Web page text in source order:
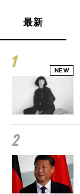
最新
NEW